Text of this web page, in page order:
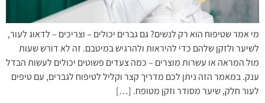
מי אמר שטיפוח הוא רק לנשים? גם גברים יכולים – וצריכים – לדאוג לעור,
לשיער ולזקן שלהם כדי להיראות ולהרגיש במיטבם. זה לא דורש שעות
מול המראה או עשרות מוצרים – כמה צעדים פשוטים יכולים לעשות הבדל
ענק. במאמר הזה ניתן לכם מדריך קצר וקליל לטיפוח לגברים, עם טיפים
לעור חלק, שיער מסודר וזקן מטופח. […]